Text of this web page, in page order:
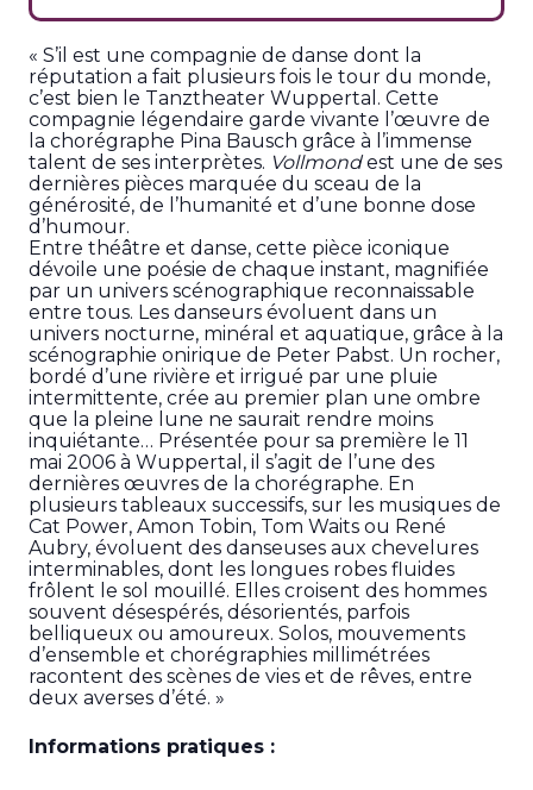
« S’il est une compagnie de danse dont la
réputation a fait plusieurs fois le tour du monde,
c’est bien le Tanztheater Wuppertal. Cette
compagnie légendaire garde vivante l’œuvre de
la chorégraphe Pina Bausch grâce à l’immense
talent de ses interprètes. Vollmondest une de ses
dernières pièces marquée du sceau de la
générosité, de l’humanité et d’une bonne dose
d’humour.
Entre théâtre et danse, cette pièce iconique
dévoile une poésie de chaque instant, magnifiée
par un univers scénographique reconnaissable
entre tous. Les danseurs évoluent dans un
univers nocturne, minéral et aquatique, grâce à la
scénographie onirique de Peter Pabst. Un rocher,
bordé d’une rivière et irrigué par une pluie
intermittente, crée au premier plan une ombre
que la pleine lune ne saurait rendre moins
inquiétante… Présentée pour sa première le 11
mai 2006 à Wuppertal, il s’agit de l’une des
dernières œuvres de la chorégraphe. En
plusieurs tableaux successifs, sur les musiques de
Cat Power, Amon Tobin, Tom Waits ou René
Aubry, évoluent des danseuses aux chevelures
interminables, dont les longues robes fluides
frôlent le sol mouillé. Elles croisent des hommes
souvent désespérés, désorientés, parfois
belliqueux ou amoureux. Solos, mouvements
d’ensemble et chorégraphies millimétrées
racontent des scènes de vies et de rêves, entre
deux averses d’été. »
Informations pratiques :